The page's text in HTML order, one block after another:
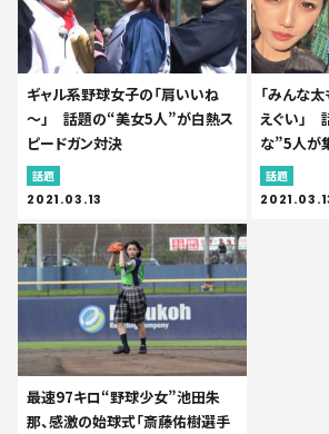
ギャル系野球女子の「肩いいね
～」 話題の“美女5人”が白熱ス
ピードガン対決
話題
2021.03.13
「みんな
えぐい」
な”5人が
話題
最速97キロ“野球少女”池田朱
那、感激の始球式「斎藤佑樹選手